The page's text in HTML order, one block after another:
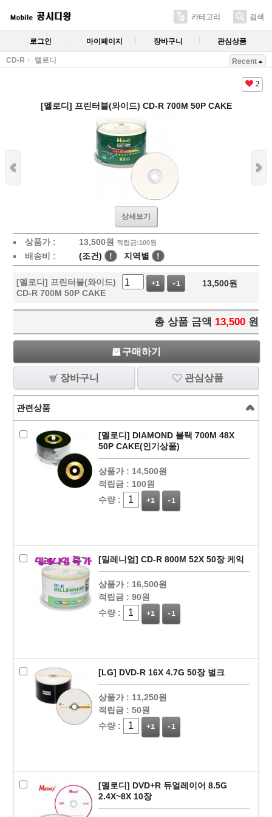
카테고리 검색
로그인 마이페이지 장바구니 관심상품
CD-R 멜로디 Recent
2
[멜로디] 프린터블(와이드) CD-R 700M 50P CAKE
상세보기
상품가 : 13,500원 적립금:100원
배송비 : (조건) ! 지역별 !
[멜로디] 프린터블(와이드)
CD-R 700M 50P CAKE
+1 -1 13,500원
총 상품 금액 13,500 원
구매하기
장바구니 관심상품
관련상품
[멜로디] DIAMOND 블랙 700M 48X
50P CAKE(인기상품)
상품가 : 14,500원
적립금 : 100원
수량 :
+1 -1
[밀레니엄] CD-R 800M 52X 50장 케익
상품가 : 16,500원
적립금 : 90원
수량 :
+1 -1
[LG] DVD-R 16X 4.7G 50장 벌크
상품가 : 11,250원
적립금 : 50원
수량 :
+1 -1
[멜로디] DVD+R 듀얼레이어 8.5G
2.4X~8X 10장